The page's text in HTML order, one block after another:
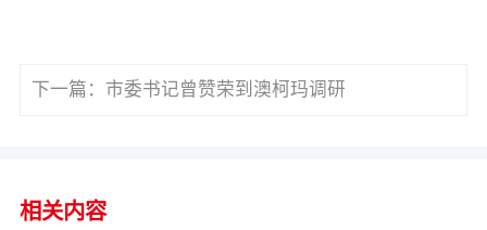
下一篇： 市委书记曾赞荣到澳柯玛调研
相关内容